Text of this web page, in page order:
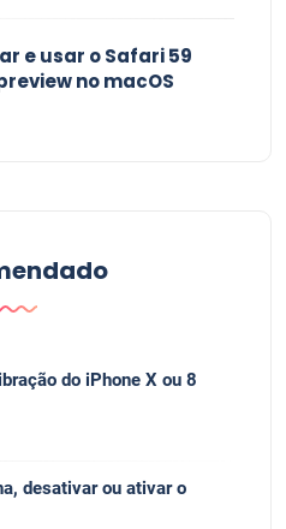
e usar o Safari 59
no macOS
do iPhone X ou 8
desativar ou ativar o